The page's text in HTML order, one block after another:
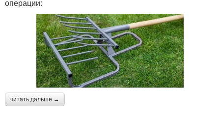
операции:
читать дальше →